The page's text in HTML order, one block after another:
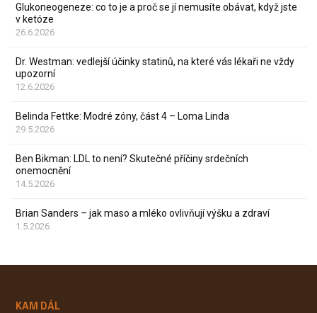
Glukoneogeneze: co to je a proč se jí nemusíte obávat, když jste
v ketóze
26.6.2026
Dr. Westman: vedlejší účinky statinů, na které vás lékaři ne vždy
upozorní
12.6.2026
Belinda Fettke: Modré zóny, část 4 – Loma Linda
29.5.2026
Ben Bikman: LDL to není? Skutečné příčiny srdečních
onemocnění
14.5.2026
Brian Sanders – jak maso a mléko ovlivňují výšku a zdraví
1.5.2026
KAM DÁL